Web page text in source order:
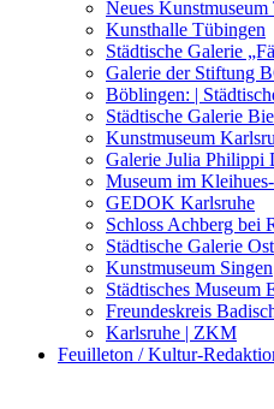
Kunstwettbewerbe,
Neues Kunstmuseum
Kunsthalle Tübingen
Städtische Galerie
Galerie der Stiftung
Böblingen: |
Städtische Galerie
Kunstmuseum
Galerie Julia Philippi
Museum im
GEDOK Karlsruhe
Schloss Achberg bei
Städtische Galerie
Kunstmuseum Singen
Städtisches Museum
Freundeskreis
Karlsruhe | ZKM
Feuilleton / Kultur-